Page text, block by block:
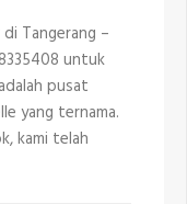
Tangerang –
untuk
pusat
yang ternama.
kami telah